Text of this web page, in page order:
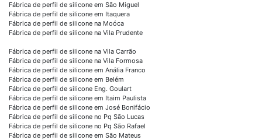
Fábrica de perfil de silicone em São Miguel
Fábrica de perfil de silicone em Itaquera
Fábrica de perfil de silicone na Moóca
Fábrica de perfil de silicone na Vila Prudente
Fábrica de perfil de silicone na Vila Carrão
Fábrica de perfil de silicone na Vila Formosa
Fábrica de perfil de silicone em Anália Franco
Fábrica de perfil de silicone em Belém
Fábrica de perfil de silicone Eng. Goulart
Fábrica de perfil de silicone em Itaim Paulista
Fábrica de perfil de silicone em José Bonifácio
Fábrica de perfil de silicone no Pq São Lucas
Fábrica de perfil de silicone no Pq São Rafael
Fábrica de perfil de silicone em São Mateus